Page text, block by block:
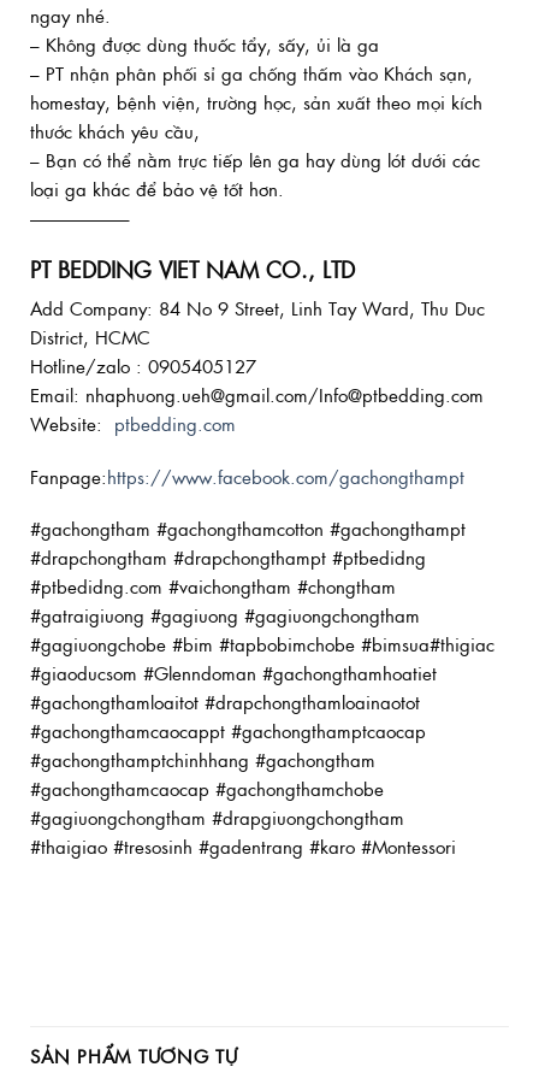
ngay nhé.
– Không được dùng thuốc tẩy, sấy, ủi là ga
– PT nhận phân phối sỉ ga chống thấm vào Khách sạn,
homestay, bệnh viện, trường học, sản xuất theo mọi kích
thước khách yêu cầu,
– Bạn có thể nằm trực tiếp lên ga hay dùng lót dưới các
loại ga khác để bảo vệ tốt hơn.
—————–
PT BEDDING VIET NAM CO., LTD
Add Company: 84 No 9 Street, Linh Tay Ward, Thu Duc
District, HCMC
Hotline/zalo : 0905405127
Email: nhaphuong.ueh@gmail.com/Info@ptbedding.com
Website: ptbedding.com
Fanpage:https://www.facebook.com/gachongthampt
#gachongtham #gachongthamcotton #gachongthampt
#drapchongtham #drapchongthampt #ptbedidng
#ptbedidng.com #vaichongtham #chongtham
#gatraigiuong #gagiuong #gagiuongchongtham
#gagiuongchobe #bim #tapbobimchobe #bimsua#thigiac
#giaoducsom #Glenndoman #gachongthamhoatiet
#gachongthamloaitot #drapchongthamloainaotot
#gachongthamcaocappt #gachongthamptcaocap
#gachongthamptchinhhang #gachongtham
#gachongthamcaocap #gachongthamchobe
#gagiuongchongtham #drapgiuongchongtham
#thaigiao #tresosinh #gadentrang #karo #Montessori
SẢN PHẨM TƯƠNG TỰ